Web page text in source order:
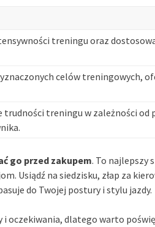
treningu oraz
celów treningowych,
trudności treningu w zależności od
go przed zakupem. To najlepszy
Usiądź na siedzisku, złap za
do Twojej postury i stylu jazdy.
oczekiwania, dlatego warto